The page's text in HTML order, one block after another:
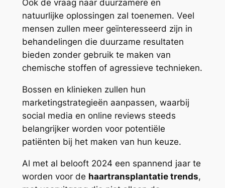
Ook de vraag naar duurzamere en
natuurlijke oplossingen zal toenemen. Veel
mensen zullen meer geïnteresseerd zijn in
behandelingen die duurzame resultaten
bieden zonder gebruik te maken van
chemische stoffen of agressieve technieken.
Bossen en klinieken zullen hun
marketingstrategieën aanpassen, waarbij
social media en online reviews steeds
belangrijker worden voor potentiële
patiënten bij het maken van hun keuze.
Al met al belooft 2024 een spannend jaar te
worden voor de haartransplantatie trends,